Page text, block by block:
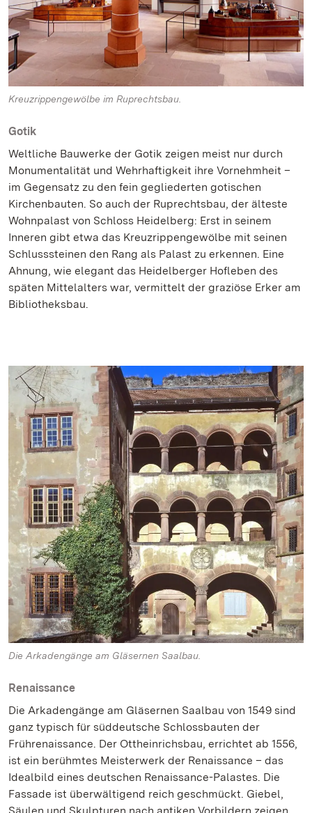
Kreuzrippengewölbe im Ruprechtsbau.
Gotik
Weltliche Bauwerke der Gotik zeigen meist nur durch
Monumentalität und Wehrhaftigkeit ihre Vornehmheit –
im Gegensatz zu den fein gegliederten gotischen
Kirchenbauten. So auch der Ruprechtsbau, der älteste
Wohnpalast von Schloss Heidelberg: Erst in seinem
Inneren gibt etwa das Kreuzrippengewölbe mit seinen
Schlusssteinen den Rang als Palast zu erkennen. Eine
Ahnung, wie elegant das Heidelberger Hofleben des
späten Mittelalters war, vermittelt der graziöse Erker am
Bibliotheksbau.
Die Arkadengänge am Gläsernen Saalbau.
Renaissance
Die Arkadengänge am Gläsernen Saalbau von 1549 sind
ganz typisch für süddeutsche Schlossbauten der
Frührenaissance. Der Ottheinrichsbau, errichtet ab 1556,
ist ein berühmtes Meisterwerk der Renaissance – das
Idealbild eines deutschen Renaissance-Palastes. Die
Fassade ist überwältigend reich geschmückt. Giebel,